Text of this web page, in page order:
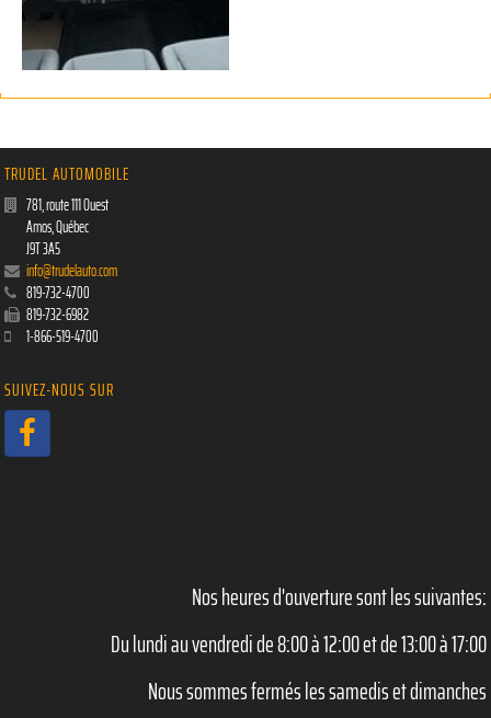
TRUDEL AUTOMOBILE
781, route 111 Ouest
Amos,Québec
J9T 3A5
info@trudelauto.com
819-732-4700
819-732-6982
1-866-519-4700
SUIVEZ-NOUS SUR
Nos heures d'ouverture sont les suivantes:
Du lundi au vendredi de 8:00 à 12:00 et de 13:00 à 17:00
Nous sommes fermés les samedis et dimanches